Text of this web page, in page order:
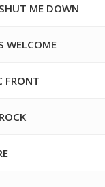
ME DOWN
WELCOME
FRONT